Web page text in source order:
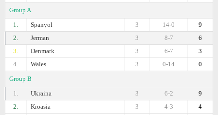
Group A
1.
Spanyol 9
14-0
3
2.
Jerman 6
8-7
3
3.
Denmark 3
6-7
3
4.
Wales 0
0-14
3
Group B
1.
Ukraina 9
6-2
3
2.
Kroasia 4
4-3
3